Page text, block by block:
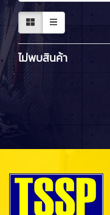
ไม่พบสินค้า